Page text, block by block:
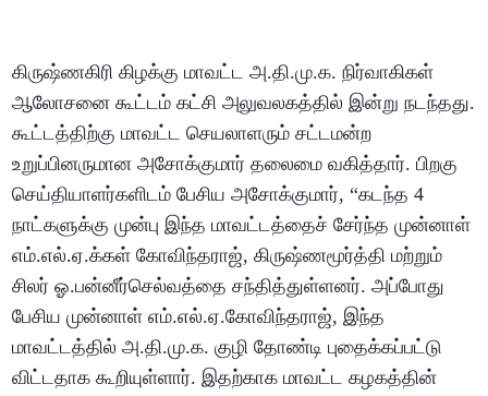
கிருஷ்ணகிரி கிழக்கு மாவட்ட அ.தி.மு.க. நிர்வாகிகள்
ஆலோசனை கூட்டம் கட்சி அலுவலகத்தில் இன்று நடந்தது.
கூட்டத்திற்கு மாவட்ட செயலாளரும் சட்டமன்ற
உறுப்பினருமான அசோக்குமார் தலைமை வகித்தார். பிறகு
செய்தியாளர்களிடம் பேசிய அசோக்குமார், “கடந்த 4
நாட்களுக்கு முன்பு இந்த மாவட்டத்தைச் சேர்ந்த முன்னாள்
எம்.எல்.ஏ.க்கள் கோவிந்தராஜ், கிருஷ்ணமூர்த்தி மற்றும்
சிலர் ஓ.பன்னீர்செல்வத்தை சந்தித்துள்ளனர். அப்போது
பேசிய முன்னாள் எம்.எல்.ஏ.கோவிந்தராஜ், இந்த
மாவட்டத்தில் அ.தி.மு.க. குழி தோண்டி புதைக்கப்பட்டு
விட்டதாக கூறியுள்ளார். இதற்காக மாவட்ட கழகத்தின்